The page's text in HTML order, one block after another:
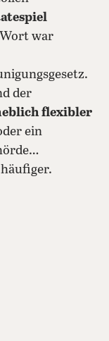
war
der
flexibler
ein
teilen